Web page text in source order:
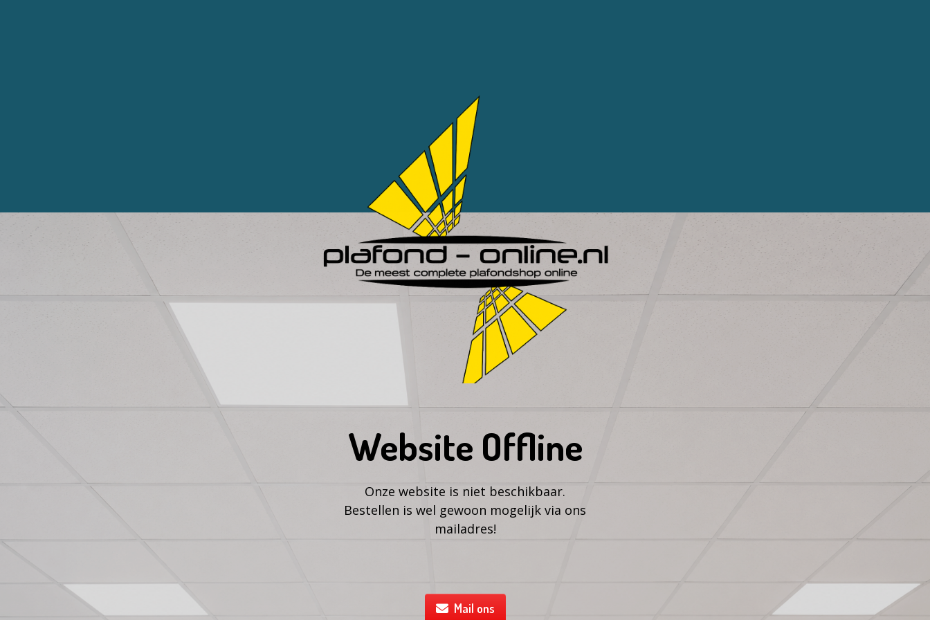
Website Offline
Onze website is niet beschikbaar.
Bestellen is wel gewoon mogelijk via ons
mailadres!
Mail ons